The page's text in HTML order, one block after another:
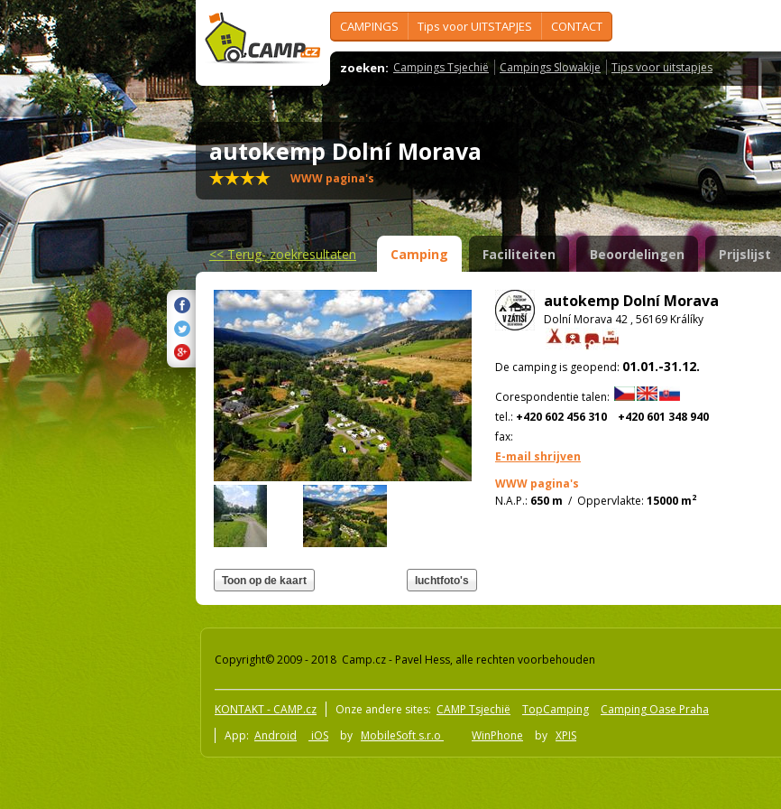
CAMPINGS Tips voor UITSTAPJES CONTACT
zoeken: Campings Tsjechië Campings Slowakije Tips voor uitstapjes
autokemp Dolní Morava
WWW pagina's
<<Terug- zoekresultaten Camping Faciliteiten Beoordelingen Prijslijst
autokemp Dolní Morava
Dolní Morava 42 , 56169 Králíky
De camping is geopend: 01.01.-31.12.
Corespondentie talen:
tel.: +420 602 456 310
+420 601 348 940
fax:
E-mail shrijven
WWW pagina's
N.A.P.: 650 m / Oppervlakte: 15000 m2
Copyright© 2009 - 2018 Camp.cz - Pavel Hess, alle rechten voorbehouden
KONTAKT - CAMP.cz Onze andere sites: CAMP Tsjechië TopCamping
Camping Oase Praha
App: Android iOS by MobileSoft s.r.o WinPhone by XPIS